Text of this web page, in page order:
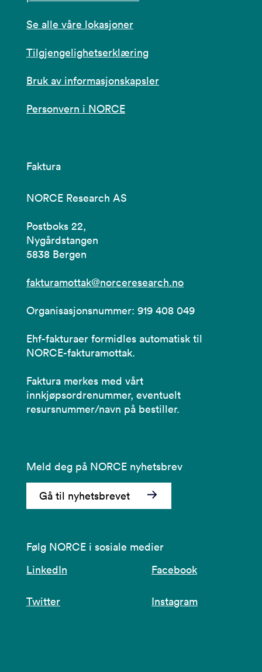
Se alle våre lokasjoner
Tilgjengelighetserklæring
Bruk av informasjonskapsler
Personvern i NORCE
Faktura
NORCE Research AS
Postboks 22,
Nygårdstangen
5838 Bergen
fakturamottak@norceresearch.no
Organisasjonsnummer: 919 408 049
Ehf-fakturaer formidles automatisk til
NORCE-fakturamottak.
Faktura merkes med vårt
innkjøpsordrenummer, eventuelt
resursnummer/navn på bestiller.
Meld deg på NORCE nyhetsbrev
Gå til nyhetsbrevet
Følg NORCE i sosiale medier
LinkedIn
Facebook
Twitter Instagram